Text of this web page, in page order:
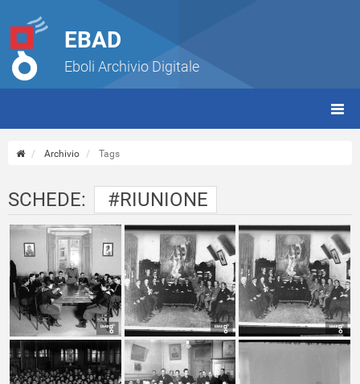
EBAD
Eboli Archivio Digitale
Archivio Tags
SCHEDE: #RIUNIONE